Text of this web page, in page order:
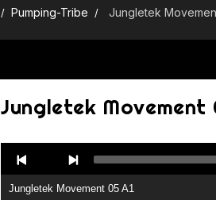
Pumping-Tribe Jungletek
Jungletek Movement
Player
Jungletek Movement 05 A1